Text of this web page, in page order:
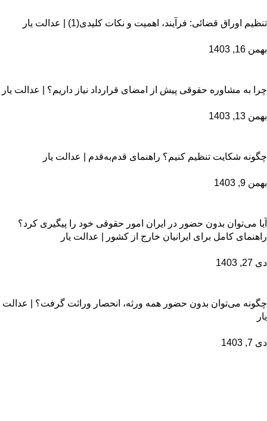
تنظیم اوراق قضائی: فرآیند، اهمیت و نکات کلیدی(1) | عدالت یار
بهمن 16, 1403
چرا به مشاوره حقوقی پیش از امضای قرارداد نیاز داریم؟ | عدالت یار
بهمن 13, 1403
چگونه شکایت تنظیم کنیم؟ راهنمای قدم‌به‌قدم | عدالت یار
بهمن 9, 1403
آیا می‌توان بدون حضور در ایران امور حقوقی خود را پیگیری کرد؟
راهنمای کامل برای ایرانیان خارج از کشور | عدالت یار
دی 27, 1403
چگونه می‌توان بدون حضور همه ورثه، انحصار وراثت گرفت؟ | عدالت
یار
دی 7, 1403